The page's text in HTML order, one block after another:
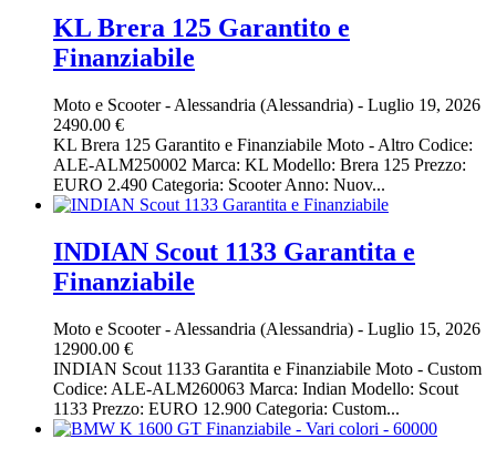
KL Brera 125 Garantito e
Finanziabile
Moto e Scooter- Alessandria (Alessandria) - Luglio 19, 2026
2490.00 €
KL Brera 125 Garantito e Finanziabile Moto - Altro Codice:
ALE-ALM250002 Marca: KL Modello: Brera 125 Prezzo:
EURO 2.490 Categoria: Scooter Anno: Nuov...
INDIAN Scout 1133 Garantita e
Finanziabile
Moto e Scooter- Alessandria (Alessandria) - Luglio 15, 2026
12900.00 €
INDIAN Scout 1133 Garantita e Finanziabile Moto - Custom
Codice: ALE-ALM260063 Marca: Indian Modello: Scout
1133 Prezzo: EURO 12.900 Categoria: Custom...